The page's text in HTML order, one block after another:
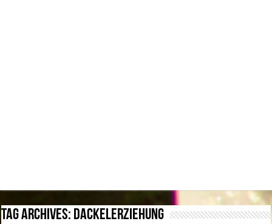
Tag Archives: Dackelerziehung